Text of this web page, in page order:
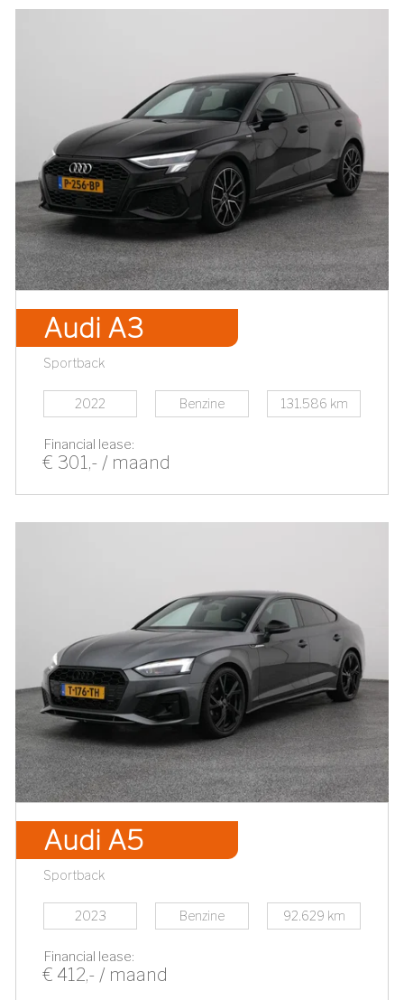
Audi A3
Sportback
2022 Benzine 131.586 km
Financial lease:
€ 301,- / maand
Audi A5
Sportback
2023 Benzine 92.629 km
Financial lease:
€ 412,- / maand